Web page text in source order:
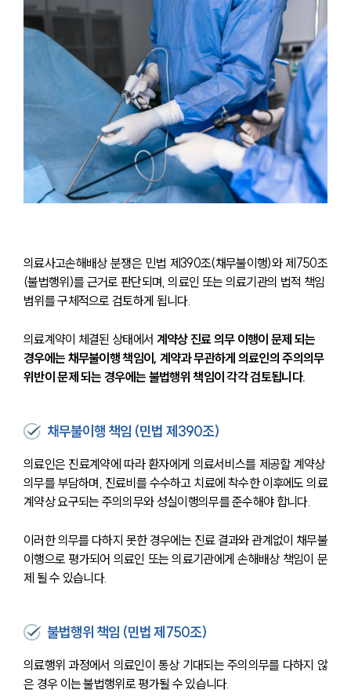
의료사고손해배상 분쟁은 민법 제390조(채무불이행)와 제750조
(불법행위)를 근거로 판단되며, 의료인 또는 의료기관의 법적 책임
범위를 구체적으로 검토하게 됩니다.
의료계약이 체결된 상태에서 계약상 진료 의무 이행이 문제 되는
경우에는 채무불이행 책임이, 계약과 무관하게 의료인의 주의의무
위반이 문제 되는 경우에는 불법행위 책임이 각각 검토됩니다.
채무불이행 책임 (민법 제390조)
의료인은 진료계약에 따라 환자에게 의료서비스를 제공할 계약상
의무를 부담하며, 진료비를 수수하고 치료에 착수한 이후에도 의료
계약상 요구되는 주의의무와 성실이행의무를 준수해야 합니다.
이러한 의무를 다하지 못한 경우에는 진료 결과와 관계없이 채무불
이행으로 평가되어 의료인 또는 의료기관에게 손해배상 책임이 문
제 될 수 있습니다.
불법행위 책임 (민법 제750조)
의료행위 과정에서 의료인이 통상 기대되는 주의의무를 다하지 않
은 경우 이는 불법행위로 평가될 수 있습니다.